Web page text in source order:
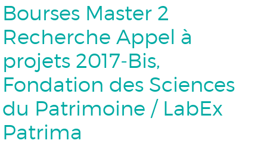
Bourses Master 2
Recherche Appel à
projets 2017-Bis,
Fondation des Sciences
du Patrimoine / LabEx
Patrima